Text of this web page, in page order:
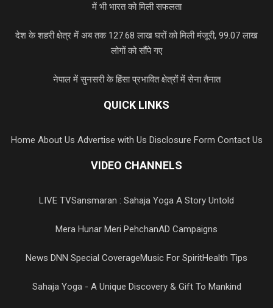
में भी भारत को मिली सफलता
देश के शहरी क्षेत्र में अब तक 127.68 लाख घरों को मिली मंजूरी, 99.07 लाख
लोगों को सौंपे गए
नेपाल में सुनसरी के हिंसा प्रभावित क्षेत्रों में सेना तैनात
QUICK LINKS
Home About Us Advertise with Us Disclosure Form Contact Us
VIDEO CHANNELS
LIVE TVSansmaran : Sahaja Yoga A Story Untold
Mera Hunar Meri PehchanAD Campaigns
News DNN Special CoverageMusic For SpiritHealth Tips
Sahaja Yoga - A Unique Discovery & Gift To Mankind